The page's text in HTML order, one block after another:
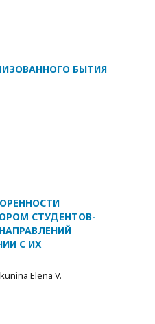
БЫТИЯ
СТУДЕНТОВ-
С ИХ
Elena V.